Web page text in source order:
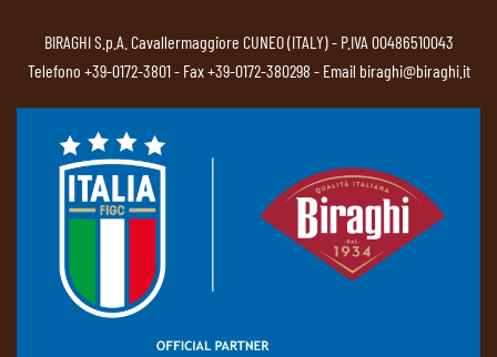
BIRAGHI S.p.A. Cavallermaggiore CUNEO (ITALY) - P.IVA 00486510043
Telefono +39-0172-3801- Fax +39-0172-380298 - Email biraghi@biraghi.it